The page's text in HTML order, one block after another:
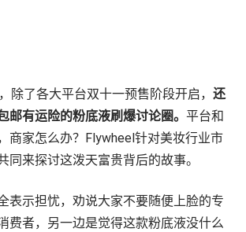
告&视频广告
除了各大平台双十一预售阶段开启， 还
邮有运险的粉底液刷爆讨论圈。 平台和
商家怎么办？ Flywheel针对美妆行业市
同来探讨这泼天富贵背后的故事。
表示担忧，劝说大家不要随便上脸的专
费者，另一边是觉得这款粉底液没什么